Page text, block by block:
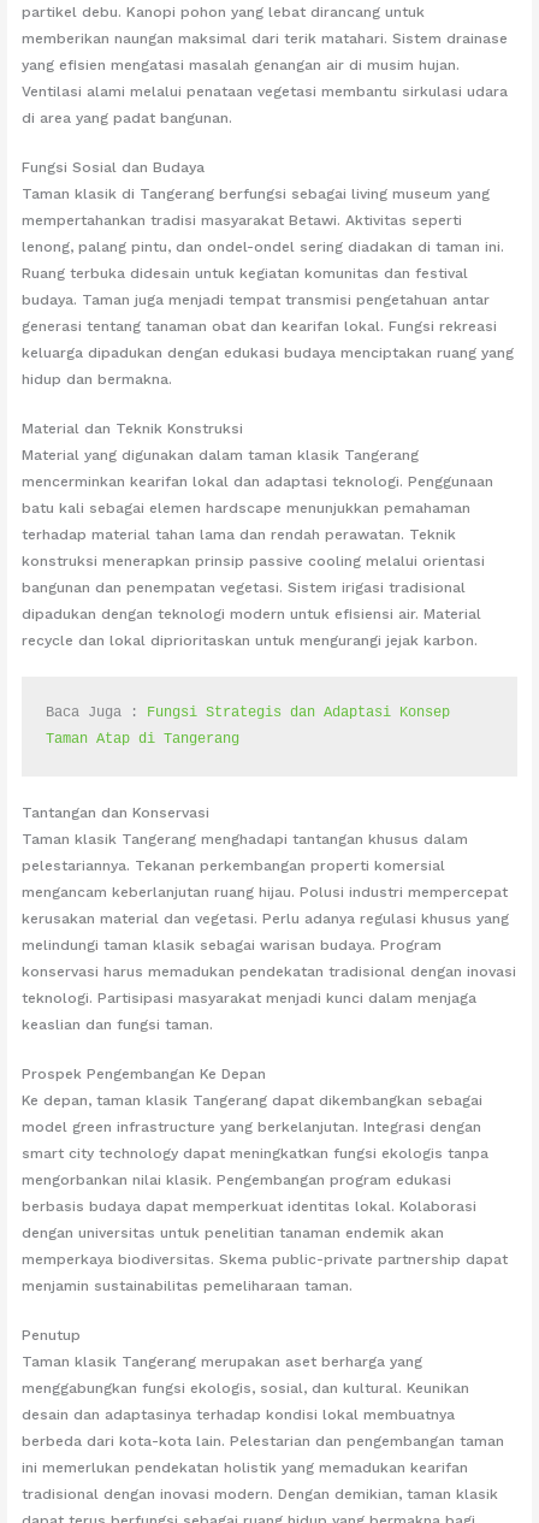
partikel debu. Kanopi pohon yang lebat dirancang untuk
memberikan naungan maksimal dari terik matahari. Sistem drainase
yang efisien mengatasi masalah genangan air di musim hujan.
Ventilasi alami melalui penataan vegetasi membantu sirkulasi udara
di area yang padat bangunan.
Fungsi Sosial dan Budaya
Taman klasik di Tangerang berfungsi sebagai living museum yang
mempertahankan tradisi masyarakat Betawi. Aktivitas seperti
lenong, palang pintu, dan ondel-ondel sering diadakan di taman ini.
Ruang terbuka didesain untuk kegiatan komunitas dan festival
budaya. Taman juga menjadi tempat transmisi pengetahuan antar
generasi tentang tanaman obat dan kearifan lokal. Fungsi rekreasi
keluarga dipadukan dengan edukasi budaya menciptakan ruang yang
hidup dan bermakna.
Material dan Teknik Konstruksi
Material yang digunakan dalam taman klasik Tangerang
mencerminkan kearifan lokal dan adaptasi teknologi. Penggunaan
batu kali sebagai elemen hardscape menunjukkan pemahaman
terhadap material tahan lama dan rendah perawatan. Teknik
konstruksi menerapkan prinsip passive cooling melalui orientasi
bangunan dan penempatan vegetasi. Sistem irigasi tradisional
dipadukan dengan teknologi modern untuk efisiensi air. Material
recycle dan lokal diprioritaskan untuk mengurangi jejak karbon.
Baca Juga : Fungsi Strategis dan Adaptasi Konsep
Taman Atap di Tangerang
Tantangan dan Konservasi
Taman klasik Tangerang menghadapi tantangan khusus dalam
pelestariannya. Tekanan perkembangan properti komersial
mengancam keberlanjutan ruang hijau. Polusi industri mempercepat
kerusakan material dan vegetasi. Perlu adanya regulasi khusus yang
melindungi taman klasik sebagai warisan budaya. Program
konservasi harus memadukan pendekatan tradisional dengan inovasi
teknologi. Partisipasi masyarakat menjadi kunci dalam menjaga
keaslian dan fungsi taman.
Prospek Pengembangan Ke Depan
Ke depan, taman klasik Tangerang dapat dikembangkan sebagai
model green infrastructure yang berkelanjutan. Integrasi dengan
smart city technology dapat meningkatkan fungsi ekologis tanpa
mengorbankan nilai klasik. Pengembangan program edukasi
berbasis budaya dapat memperkuat identitas lokal. Kolaborasi
dengan universitas untuk penelitian tanaman endemik akan
memperkaya biodiversitas. Skema public-private partnership dapat
menjamin sustainabilitas pemeliharaan taman.
Penutup
Taman klasik Tangerang merupakan aset berharga yang
menggabungkan fungsi ekologis, sosial, dan kultural. Keunikan
desain dan adaptasinya terhadap kondisi lokal membuatnya
berbeda dari kota-kota lain. Pelestarian dan pengembangan taman
ini memerlukan pendekatan holistik yang memadukan kearifan
tradisional dengan inovasi modern. Dengan demikian, taman klasik